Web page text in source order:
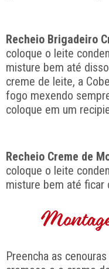
Recheio Brigadeiro
coloque o leite
misture bem até
creme de leite, a
fogo mexendo
coloque em um
Recheio Creme de
coloque o leite
misture bem até ficar
Preencha as